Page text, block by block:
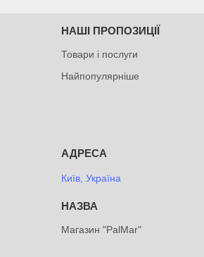
НАШІ ПРОПОЗИЦІЇ
Товари і послуги
Найпопулярніше
Київ, Україна
Магазин "PalMar"